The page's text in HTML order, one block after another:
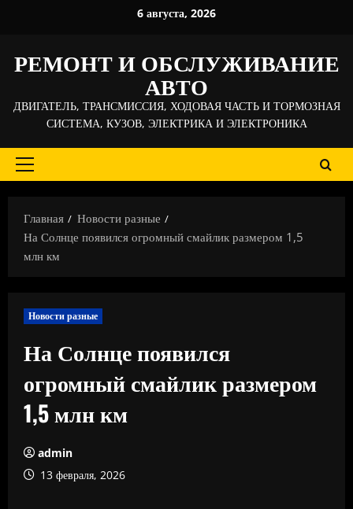
6 августа, 2026
РЕМОНТ И ОБСЛУЖИВАНИЕ
АВТО
ДВИГАТЕЛЬ, ТРАНСМИССИЯ, ХОДОВАЯ ЧАСТЬ И ТОРМОЗНАЯ
СИСТЕМА, КУЗОВ, ЭЛЕКТРИКА И ЭЛЕКТРОНИКА
Основное
Главная
Новости разные
На Солнце появился огромный смайлик размером 1,5
млн км
Новости разные
На Солнце появился
огромный смайлик размером
1,5 млн км
admin
13 февраля, 2026